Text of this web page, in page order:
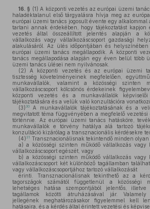
16. § (1) A központi vezetés az európai üzemi
haladéktalanul első tárgyalásra hívja meg az
európai üzemi tanács jogosult évente egy alkalommal
tartani annak érdekében, hogy tájékoztatást kapjon
vezetés által összeállított jelentés alapján a
vállalkozás vagy vállalkozáscsoport gazdasági
alakulásáról. Az ülés időpontjában és
európai üzemi tanács megállapodik. A központi
tanács megállapodása alapján egy éven belül több
üzemi tanács ülései nem nyilvánosak.
(2) A központi vezetés és az európai üzemi
tisztesség követelményeinek megfelelően,
munkavállalók, valamint a közösségi szinten
vállalkozáscsoport kölcsönös érdekeinek
központi vezetés és a munkavállalók
tájékoztatására és a velük való konzultációra
(3) 30
A munkavállalók tájékoztatásának és a
megvitatott téma függvényében a megfelelő
történnie. Az európai üzemi tanács hatásköre,
munkavállalók e törvény hatálya alá tartozó
konzultáció kizárólag a transznacionális kérdésekre
(4) 31 Transznacionálisnak tekintendő minden olyan
a) a közösségi szinten működő vállalkozás vagy
vállalkozáscsoport egészét, vagy
b) a közösségi szinten működő vállalkozás vagy
vállalkozáscsoport két különböző tagállamban
vagy vállalkozáscsoportjához tartozó vállalkozását
érinti. Transznacionálisnak tekinthető az a
tagországok számától függetlenül a közösségi
lehetséges hatása szempontjából jelentős,
tagállamok közötti átruházásával jár. Valamely
jellegének meghatározásakor figyelemmel kell
hatásaira, és a kérdés által érintett vezetési és